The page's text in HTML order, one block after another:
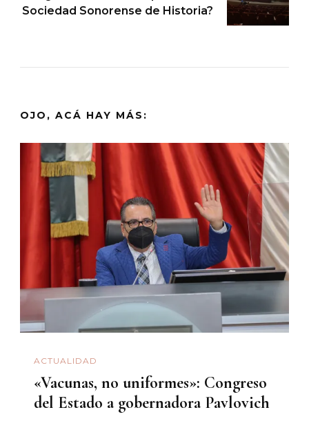
Sociedad Sonorense de Historia?
OJO, ACÁ HAY MÁS:
ACTUALIDAD
«Vacunas, no uniformes»: Congreso
del Estado a gobernadora Pavlovich